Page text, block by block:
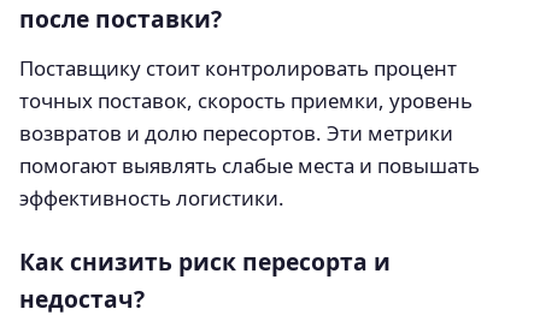
после поставки?
Поставщику стоит контролировать процент
точных поставок, скорость приемки, уровень
возвратов и долю пересортов. Эти метрики
помогают выявлять слабые места и повышать
эффективность логистики.
Как снизить риск пересорта и
недостач?